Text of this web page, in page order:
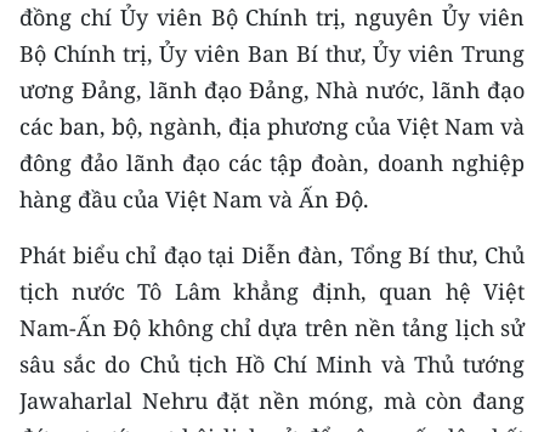
Media Kinh tế
Media Văn hóa
Media Xã hội
Media Pháp luật
Media Thế giới
Media Thể thao
Media Giáo dục
đồng chí Ủy viên Bộ Chính trị, nguyên Ủy viên
Bộ Chính trị, Ủy viên Ban Bí thư, Ủy viên Trung
ương Đảng, lãnh đạo Đảng, Nhà nước, lãnh đạo
các ban, bộ, ngành, địa phương của Việt Nam và
đông đảo lãnh đạo các tập đoàn, doanh nghiệp
hàng đầu của Việt Nam và Ấn Độ.
Phát biểu chỉ đạo tại Diễn đàn, Tổng Bí thư, Chủ
tịch nước Tô Lâm khẳng định, quan hệ Việt
Nam-Ấn Độ không chỉ dựa trên nền tảng lịch sử
sâu sắc do Chủ tịch Hồ Chí Minh và Thủ tướng
Jawaharlal Nehru đặt nền móng, mà còn đang